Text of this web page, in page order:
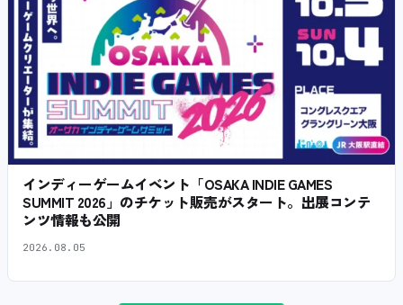
インディーゲームイベント「OSAKA INDIE GAMES
SUMMIT 2026」のチケット販売がスタート。出展コンテ
ンツ情報も公開
2026.08.05